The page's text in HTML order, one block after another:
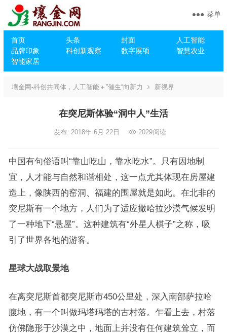
首页 头条 封面
人工智能
品牌印象
科创新观察 数字展项
智慧农业
智能家居
菜单
壤金网-科创共同体，人工智能＋”催生“向新力 新视界
在突尼斯体验“洞中人”生活
发布: 2018年 6月 22日 2029阅读
中国有句俗语叫“靠山吃山，靠水吃水”。只有因地制
宜，人才能与自然和谐相处，这一点尤其体现在房屋建
造上，像陕西的窑洞、福建的围屋就是如此。在北非的
突尼斯有一个地方，人们为了适应撒哈拉沙漠气候发明
了一种地下“悬屋”。这种建筑有“外星人棋子”之称，吸
引了世界各地的游客。
星球大战取景地
在离突尼斯首都突尼斯市450公里处，深入南部萨拉哈
腹地，有一个叫做玛塔玛塔的古村落。乍看上去，村落
仿佛隐形于沙漠之中，地面上并没有任何建筑耸立，而